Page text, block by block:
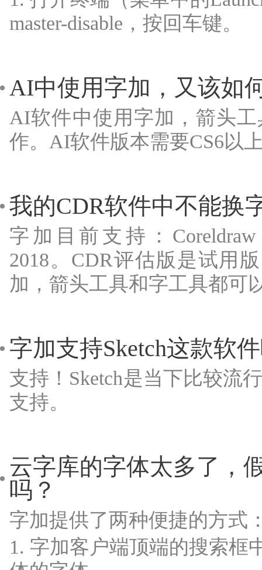
master-disable，按回车键。
AI中使用字加，又该如
AI软件中使用字加，箭头
作。AI软件版本需要CS6以
我的CDR软件中不能换
字加目前支持：Coreldraw
2018。CDR评估版是试用
加，箭头工具和字工具都可
字加支持Sketch这款软
支持！Sketch是当下比较流
支持。
云字库的字体太多了，
吗？
字加提供了两种便捷的方式
1. 字加客户端顶端的搜索框